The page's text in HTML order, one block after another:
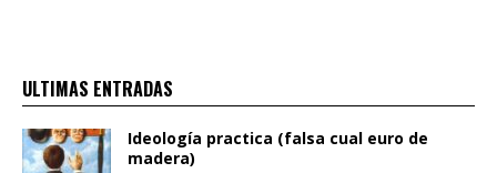
ULTIMAS ENTRADAS
Ideología practica (falsa cual euro de
madera)